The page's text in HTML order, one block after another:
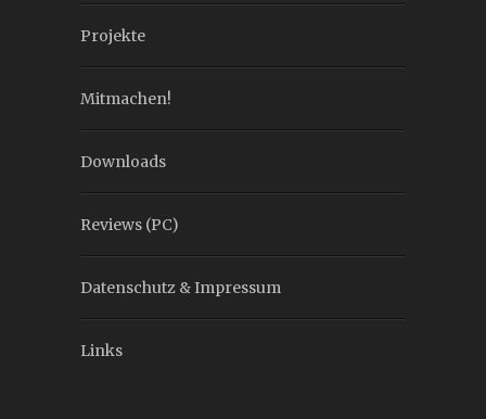
Projekte
Mitmachen!
Downloads
Reviews (PC)
Datenschutz & Impressum
Links